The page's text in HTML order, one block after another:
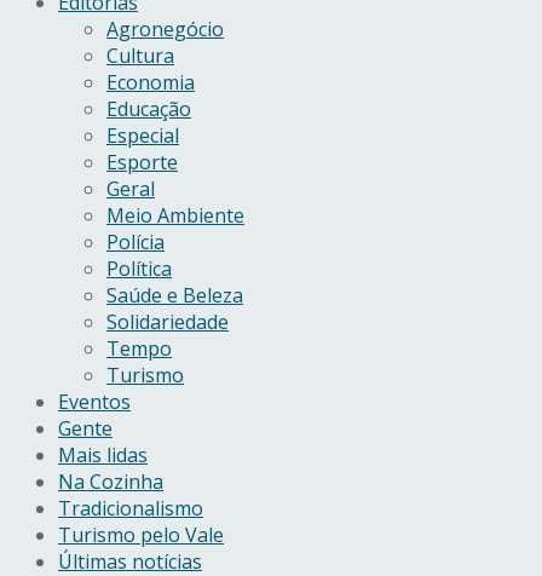
Agronegócio
Cultura
Economia
Educação
Especial
Esporte
Geral
Meio Ambiente
Polícia
Política
Saúde e Beleza
Solidariedade
Tempo
Turismo
Eventos
Gente
Mais lidas
Na Cozinha
Tradicionalismo
Turismo pelo Vale
Últimas notícias